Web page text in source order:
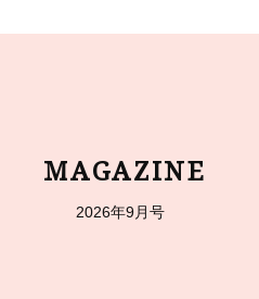
MAGAZINE
2026年9月号